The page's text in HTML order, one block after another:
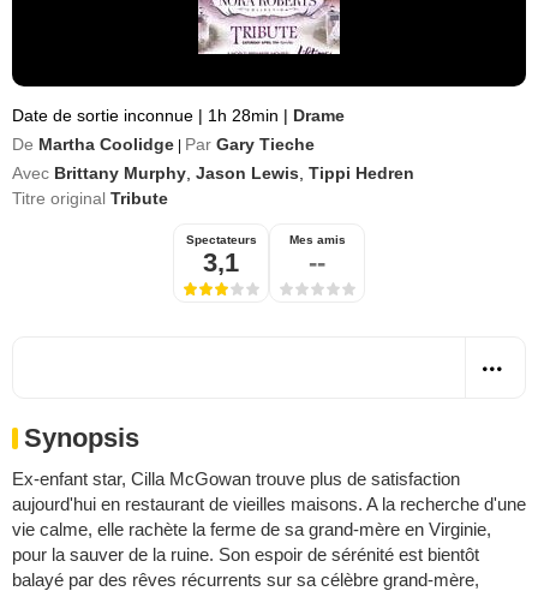
Date de sortie inconnue | 1h 28min | Drame
De Martha Coolidge Par Gary Tieche
Avec Brittany Murphy Jason Lewis Tippi Hedren
Titre original Tribute
Spectateurs
3,1
Mes amis
--
Synopsis
Ex-enfant star, Cilla McGowan trouve plus de satisfaction
aujourd'hui en restaurant de vieilles maisons. A la recherche d'une
vie calme, elle rachète la ferme de sa grand-mère en Virginie,
pour la sauver de la ruine. Son espoir de sérénité est bientôt
balayé par des rêves récurrents sur sa célèbre grand-mère,